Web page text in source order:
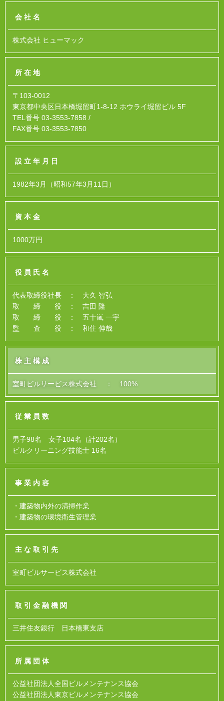
会社名
株式会社 ヒューマック
所在地
〒103-0012
東京都中央区日本橋堀留町1-8-12 ホウライ堀留ビル 5F
TEL番号 03-3553-7858 /
FAX番号 03-3553-7850
設立年月日
1982年3月（昭和57年3月11日）
資本金
1000万円
役員氏名
代表取締役社長 ： 大久 智弘
取 締 役 ： 吉田 隆
取 締 役 ： 五十嵐 一宇
監 査 役 ： 和住 伸哉
株主構成
室町ビルサービス株式会社 ： 100%
従業員数
男子98名 女子104名（計202名）
ビルクリーニング技能士 16名
事業内容
・建築物内外の清掃作業
・建築物の環境衛生管理業
主な取引先
室町ビルサービス株式会社
取引金融機関
三井住友銀行 日本橋東支店
所属団体
公益社団法人全国ビルメンテナンス協会
公益社団法人東京ビルメンテナンス協会